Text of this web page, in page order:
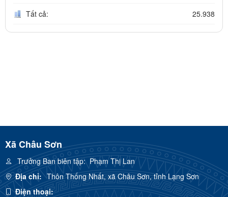
Tất cả: 25.938
Xã Châu Sơn
Trưởng Ban biên tập:Phạm Thị Lan
Địa chỉ: Thôn Thống Nhất, xã Châu Sơn, tỉnh Lạng Sơn
Điện thoại: